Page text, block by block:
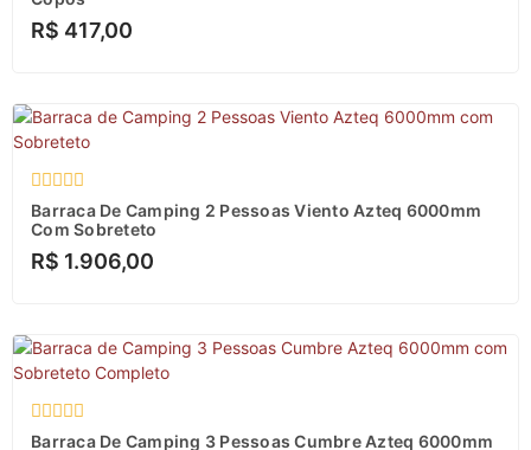
de
5
R$ 417,00
Avaliação
0
de
5
Barraca De Camping 2 Pessoas Viento Azteq 6000mm
Com Sobreteto
R$ 1.906,00
Avaliação
Barraca De Camping 3 Pessoas Cumbre Azteq 6000mm